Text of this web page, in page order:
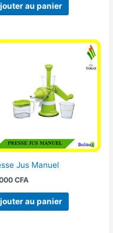
au panier
Jus Manuel
CFA
au panier